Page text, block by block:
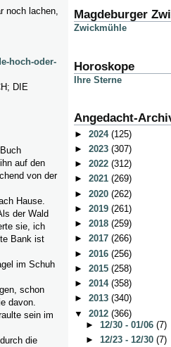
noch lachen,
hoch-oder-
DIE
auf den
von der
Hause.
der Wald
sie, ich
Bank ist
im Schuh
schon
davon.
sein im
die
Magdeburger
Zwickmühle
Horoskope
Ihre Sterne
Angedacht-
► 2024 (125)
► 2023 (307)
► 2022 (312)
► 2021 (269)
► 2020 (262)
► 2019 (261)
► 2018 (259)
► 2017 (266)
► 2016 (256)
► 2015 (258)
► 2014 (358)
► 2013 (340)
▼ 2012 (366)
► 12/30 - 01/06 (7)
► 12/23 - 12/30 (7)